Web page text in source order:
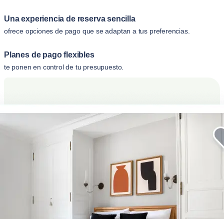
Una experiencia de reserva sencilla
ofrece opciones de pago que se adaptan a tus preferencias.
Planes de pago flexibles
te ponen en control de tu presupuesto.